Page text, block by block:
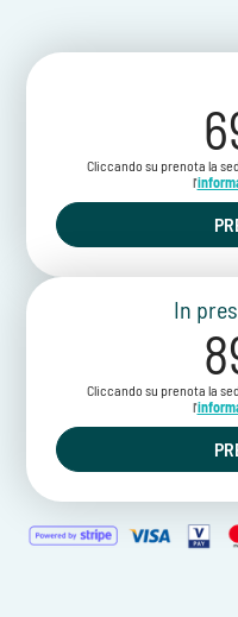
Cliccando su prenota la
l'
In
Cliccando su prenota la
l'